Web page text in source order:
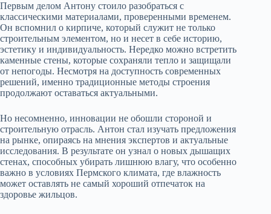
Первым делом Антону стоило разобраться с
классическими материалами, проверенными временем.
Он вспомнил о кирпиче, который служит не только
строительным элементом, но и несет в себе историю,
эстетику и индивидуальность. Нередко можно встретить
каменные стены, которые сохраняли тепло и защищали
от непогоды. Несмотря на доступность современных
решений, именно традиционные методы строения
продолжают оставаться актуальными.
Но несомненно, инновации не обошли стороной и
строительную отрасль. Антон стал изучать предложения
на рынке, опираясь на мнения экспертов и актуальные
исследования. В результате он узнал о новых дышащих
стенах, способных убирать лишнюю влагу, что особенно
важно в условиях Пермского климата, где влажность
может оставлять не самый хороший отпечаток на
здоровье жильцов.